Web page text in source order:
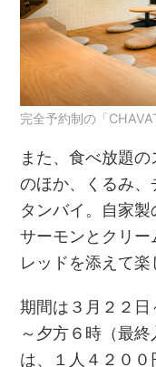
完全予約制の「
また、食べ放題
のほか、くるみ
タンバイ。自家
サーモンとクリ
レッドを添えて楽
期間は３月２２
～夕方６時（最
は、１人４２０